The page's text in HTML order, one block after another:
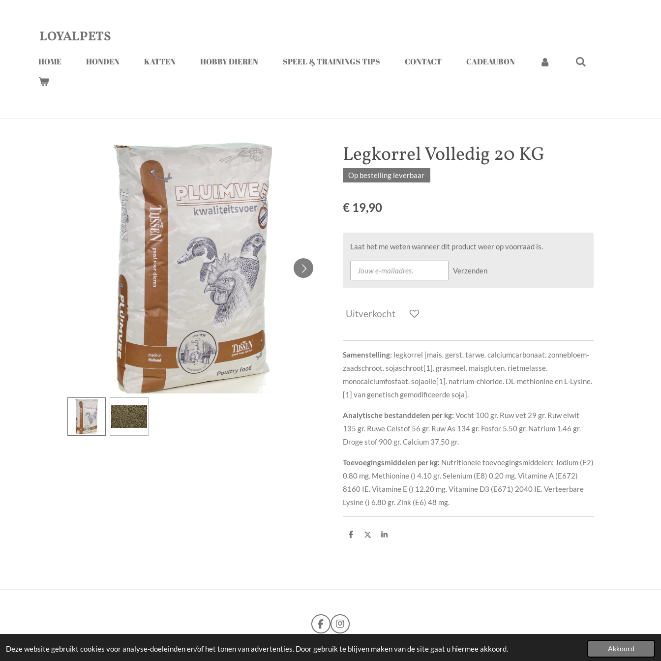
Deze website gebruikt cookies voor analyse-doeleinden en/of het tonen van advertenties. Door gebruik te blijven maken van de site gaat u hiermee akkoord. Akkoord
hoofdinhoud
LOYALPETS
HOME HONDEN KATTEN HOBBY DIEREN SPEEL & TRAININGS TIPS CONTACT CADEAUBON
Legkorrel Volledig 20 KG
Op bestelling leverbaar
€ 19,90
Laat het me weten wanneer dit product weer op voorraad is.
Verzenden
Uitverkocht
Samenstelling: legkorrel [mais. gerst. tarwe. calciumcarbonaat. zonnebloem-
zaadschroot. sojaschroot[1]. grasmeel. maisgluten. rietmelasse.
monocalciumfosfaat. sojaolie[1]. natrium-chloride. DL-methionine en L-Lysine.
[1] van genetisch gemodificeerde soja].
Analytische bestanddelen per kg: Vocht 100 gr. Ruw vet 29 gr. Ruw eiwit
135 gr. Ruwe Celstof 56 gr. Ruw As 134 gr. Fosfor 5.50 gr. Natrium 1.46 gr.
Droge stof 900 gr. Calcium 37.50 gr.
Toevoegingsmiddelen per kg: Nutritionele toevoegingsmiddelen: Jodium (E2)
0.80 mg. Methionine () 4.10 gr. Selenium (E8) 0.20 mg. Vitamine A (E672)
8160 IE. Vitamine E () 12.20 mg. Vitamine D3 (E671) 2040 IE. Verteerbare
Lysine () 6.80 gr. Zink (E6) 48 mg.
D
D
S
F
a
c
e
I
n
s
t
©2018-2026Loyal Pets